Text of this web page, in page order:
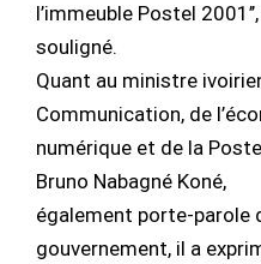
l’immeuble Postel
souligné.
Quant au ministre
Communication, de
numérique et de la
Bruno Nabagné Koné,
également porte-parole
gouvernement, il a